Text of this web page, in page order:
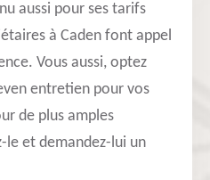
aussi pour ses tarifs
à Caden font appel
Vous aussi, optez
entretien pour vos
de plus amples
et demandez-lui un